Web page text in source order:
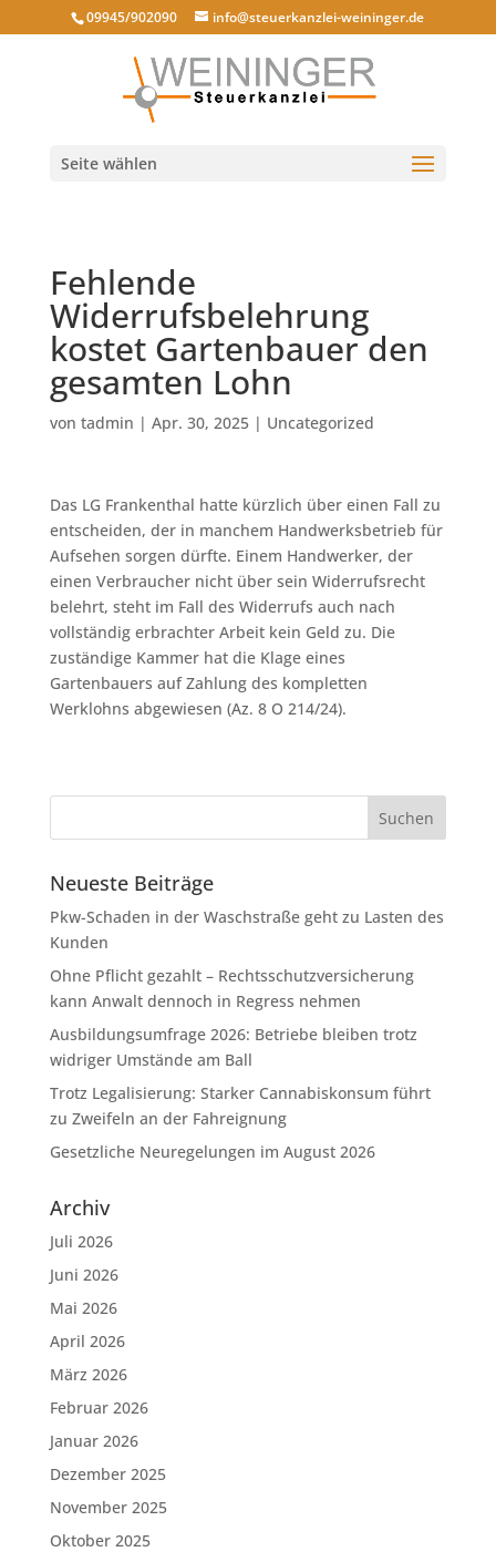
09945/902090 info@steuerkanzlei-weininger.de
Seite wählen
Fehlende
Widerrufsbelehrung
kostet Gartenbauer den
gesamten Lohn
von tadmin | Apr. 30, 2025| Uncategorized
Das LG Frankenthal hatte kürzlich über einen Fall zu
entscheiden, der in manchem Handwerksbetrieb für
Aufsehen sorgen dürfte. Einem Handwerker, der
einen Verbraucher nicht über sein Widerrufsrecht
belehrt, steht im Fall des Widerrufs auch nach
vollständig erbrachter Arbeit kein Geld zu. Die
zuständige Kammer hat die Klage eines
Gartenbauers auf Zahlung des kompletten
Werklohns abgewiesen (Az. 8 O 214/24).
Neueste Beiträge
Pkw-Schaden in der Waschstraße geht zu Lasten des
Kunden
Ohne Pflicht gezahlt – Rechtsschutzversicherung
kann Anwalt dennoch in Regress nehmen
Ausbildungsumfrage 2026: Betriebe bleiben trotz
widriger Umstände am Ball
Trotz Legalisierung: Starker Cannabiskonsum führt
zu Zweifeln an der Fahreignung
Gesetzliche Neuregelungen im August 2026
Archiv
Juli 2026
Juni 2026
Mai 2026
April 2026
März 2026
Februar 2026
Januar 2026
Dezember 2025
November 2025
Oktober 2025